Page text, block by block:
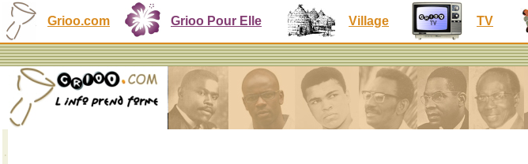
Grioo.com Grioo Pour Elle Village TV